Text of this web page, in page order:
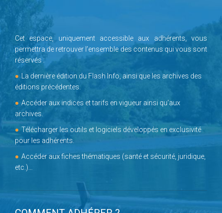
Cet espace, uniquement accessible aux adhérents, vous
permettra de retrouver l’ensemble des contenus qui vous sont
réservés :
La dernière édition du Flash Info, ainsi que les archives des
éditions précédentes.
Accéder aux indices et tarifs en vigueur ainsi qu’aux
archives.
Télécharger les outils et logiciels développés en exclusivité
pour les adhérents.
Accéder aux fiches thématiques (santé et sécurité, juridique,
etc.)…